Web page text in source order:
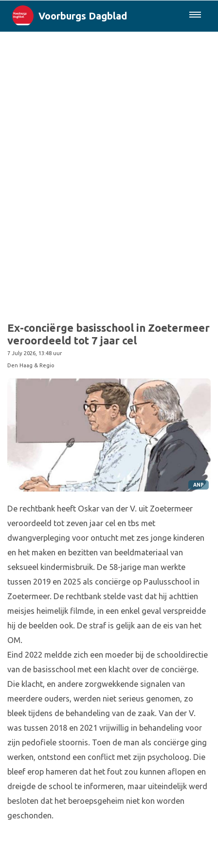
Voorburgs Dagblad
Ex-conciërge basisschool in Zoetermeer
veroordeeld tot 7 jaar cel
7 July 2026, 13:48 uur
Den Haag & Regio
ANP
De rechtbank heeft Oskar van der V. uit Zoetermeer
veroordeeld tot zeven jaar cel en tbs met
dwangverpleging voor ontucht met zes jonge kinderen
en het maken en bezitten van beeldmateriaal van
seksueel kindermisbruik. De 58-jarige man werkte
tussen 2019 en 2025 als conciërge op Paulusschool in
Zoetermeer. De rechtbank stelde vast dat hij achttien
meisjes heimelijk filmde, in een enkel geval verspreidde
hij de beelden ook. De straf is gelijk aan de eis van het
OM.
Eind 2022 meldde zich een moeder bij de schooldirectie
van de basisschool met een klacht over de conciërge.
Die klacht, en andere zorgwekkende signalen van
meerdere ouders, werden niet serieus genomen, zo
bleek tijdens de behandeling van de zaak. Van der V.
was tussen 2018 en 2021 vrijwillig in behandeling voor
zijn pedofiele stoornis. Toen de man als conciërge ging
werken, ontstond een conflict met zijn psycholoog. Die
bleef erop hameren dat het fout zou kunnen aflopen en
dreigde de school te informeren, maar uiteindelijk werd
besloten dat het beroepsgeheim niet kon worden
geschonden.